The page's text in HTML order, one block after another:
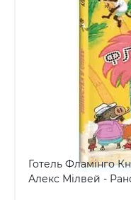
Готель Фламінго
Алекс Мілвей -